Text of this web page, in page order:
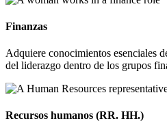
Finanzas
Adquiere conocimientos esenciales
del liderazgo dentro de los grupos
Recursos humanos (RR. HH.)